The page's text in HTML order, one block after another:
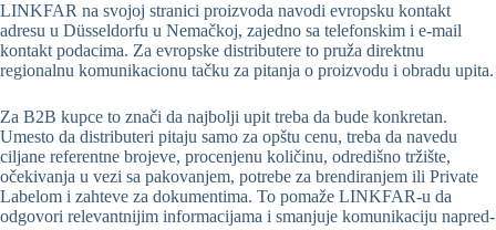
LINKFAR na svojoj stranici proizvoda navodi evropsku kontakt
adresu u Düsseldorfu u Nemačkoj, zajedno sa telefonskim i e-mail
kontakt podacima. Za evropske distributere to pruža direktnu
regionalnu komunikacionu tačku za pitanja o proizvodu i obradu upita.
Za B2B kupce to znači da najbolji upit treba da bude konkretan.
Umesto da distributeri pitaju samo za opštu cenu, treba da navedu
ciljane referentne brojeve, procenjenu količinu, odredišno tržište,
očekivanja u vezi sa pakovanjem, potrebe za brendiranjem ili Private
Labelom i zahteve za dokumentima. To pomaže LINKFAR-u da
odgovori relevantnijim informacijama i smanjuje komunikaciju napred-